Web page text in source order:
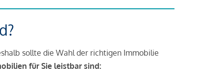
sollte die Wahl der richtigen Immobilie
für Sie leistbar sind: